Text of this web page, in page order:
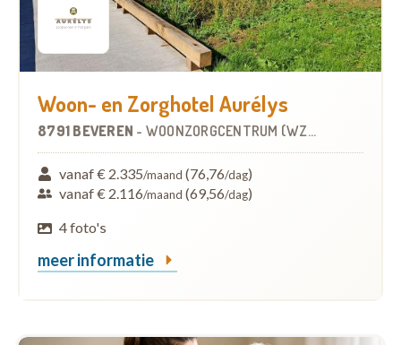
Woon- en Zorghotel Aurélys
8791 BEVEREN - WOONZORGCENTRUM (WZC)
vanaf € 2.335/maand (76,76/dag)
vanaf € 2.116/maand (69,56/dag)
4 foto's
meer informatie